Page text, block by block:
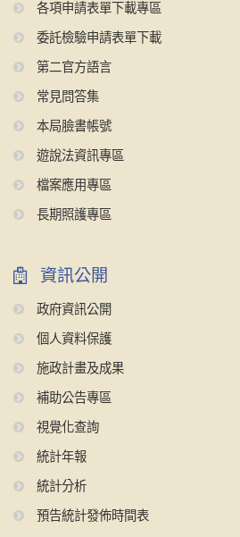
各項申請表單下載專區
委託檢驗申請表單下載
第二官方語言
常見問答集
本局臉書帳號
遊說法資訊專區
檔案應用專區
長期照護專區
資訊公開
政府資訊公開
個人資料保護
施政計畫及成果
補助公告專區
視覺化查詢
統計年報
統計分析
預告統計發佈時間表